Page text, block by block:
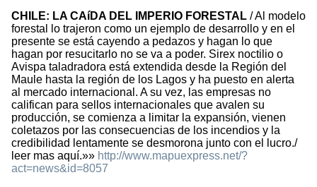
CHILE: LA CAíDA DEL IMPERIO FORESTAL / Al modelo
forestal lo trajeron como un ejemplo de desarrollo y en el
presente se está cayendo a pedazos y hagan lo que
hagan por resucitarlo no se va a poder. Sirex noctilio o
Avispa taladradora está extendida desde la Región del
Maule hasta la región de los Lagos y ha puesto en alerta
al mercado internacional. A su vez, las empresas no
califican para sellos internacionales que avalen su
producción, se comienza a limitar la expansión, vienen
coletazos por las consecuencias de los incendios y la
credibilidad lentamente se desmorona junto con el lucro./
leer mas aquí.»» http://www.mapuexpress.net/?
act=news&id=8057